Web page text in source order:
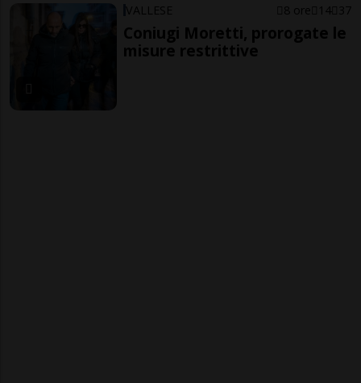
VALLESE 8 ore 14 37
Coniugi Moretti, prorogate le
misure restrittive